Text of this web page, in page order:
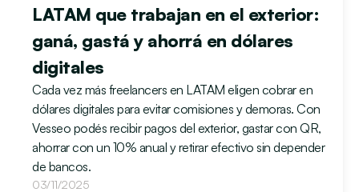
LATAM que trabajan en el exterior:
ganá, gastá y ahorrá en dólares
digitales
Cada vez más freelancers en LATAM eligen cobrar en
dólares digitales para evitar comisiones y demoras. Con
Vesseo podés recibir pagos del exterior, gastar con QR,
ahorrar con un 10% anual y retirar efectivo sin depender
de bancos.
03/11/2025